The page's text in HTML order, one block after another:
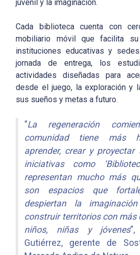
juvenil y la imaginación.
Cada biblioteca cuenta con
mobiliario móvil que facilita
instituciones educativas y
jornada de entrega, los
actividades diseñadas para
desde el juego, la exploración y
sus sueños y metas a futuro.
“La regeneración
comunidad tiene más
aprender, crear y
iniciativas como
representan mucho más
son espacios que
despiertan la
construir territorios con más
niños, niñas y jóvenes
Gutiérrez, gerente de